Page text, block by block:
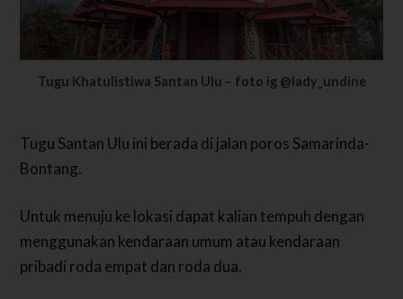
Tugu Khatulistiwa Santan Ulu – foto ig @lady_undine
Tugu Santan Ulu ini berada di jalan poros Samarinda-
Bontang.
Untuk menuju ke lokasi dapat kalian tempuh dengan
menggunakan kendaraan umum atau kendaraan
pribadi roda empat dan roda dua.